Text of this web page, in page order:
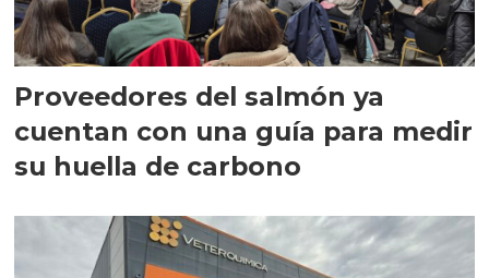
Proveedores del salmón ya
cuentan con una guía para medir
su huella de carbono